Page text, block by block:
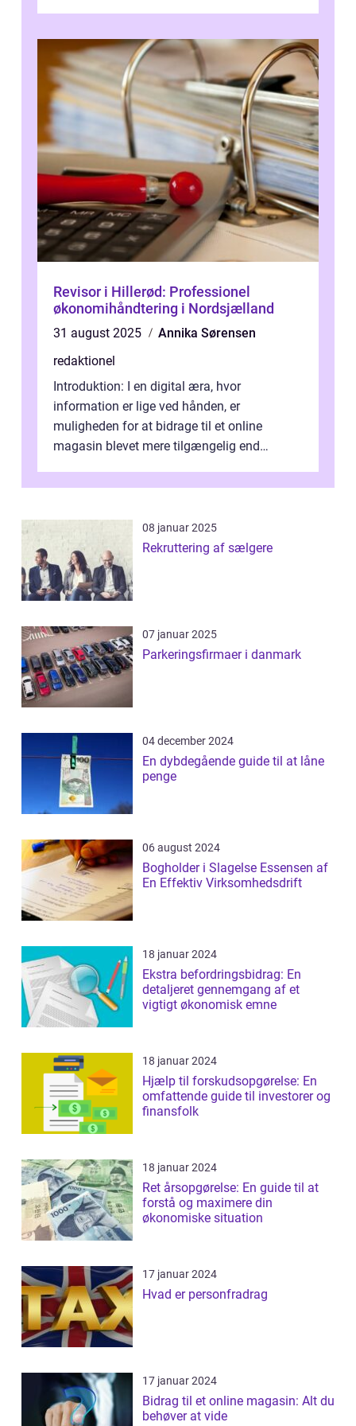
Revisor i Hillerød: Professionel
økonomihåndtering i Nordsjælland
31 august 2025
Annika Sørensen
redaktionel
Introduktion: I en digital æra, hvor
information er lige ved hånden, er
muligheden for at bidrage til et online
magasin blevet mere tilgængelig end
magas...
08 januar 2025
Rekruttering af sælgere
07 januar 2025
Parkeringsfirmaer i danmark
04 december 2024
En dybdegående guide til at låne
penge
06 august 2024
Bogholder i Slagelse Essensen af
En Effektiv Virksomhedsdrift
18 januar 2024
Ekstra befordringsbidrag: En
detaljeret gennemgang af et
vigtigt økonomisk emne
18 januar 2024
Hjælp til forskudsopgørelse: En
omfattende guide til investorer og
finansfolk
18 januar 2024
Ret årsopgørelse: En guide til at
forstå og maximere din
økonomiske situation
17 januar 2024
Hvad er personfradrag
17 januar 2024
Bidrag til et online magasin: Alt du
behøver at vide